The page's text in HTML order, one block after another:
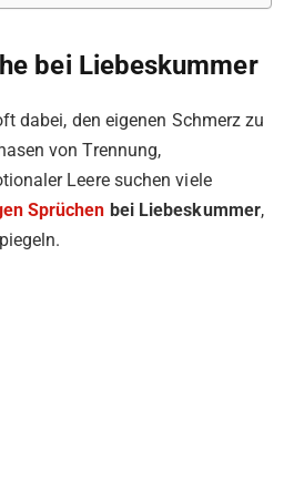
bei Liebeskummer
dabei, den eigenen Schmerz zu
von Trennung,
Leere suchen viele
Sprüchen bei Liebeskummer,